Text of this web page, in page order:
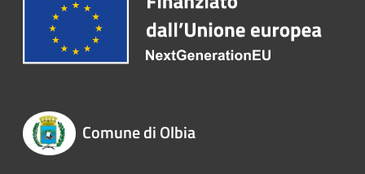
Comune di Olbia